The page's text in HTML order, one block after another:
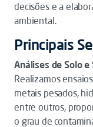
decisões e a
ambiental.
Principais
Análises de Solo
Realizamos
metais pesados,
entre outros,
o grau de